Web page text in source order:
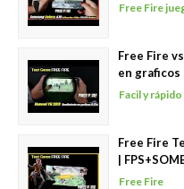
Free Fire
Free Fire
en graficos
Facil y rápido
Free Fire
|
Free Fire